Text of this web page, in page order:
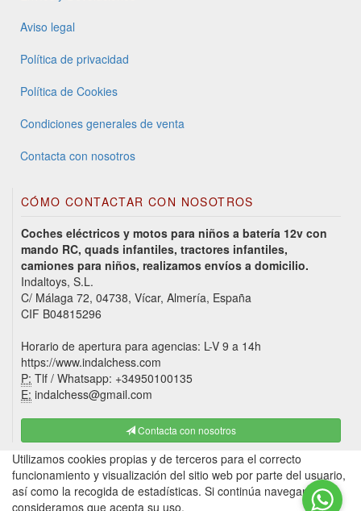
Aviso legal
Política de privacidad
Política de Cookies
Condiciones generales de venta
Contacta con nosotros
CÓMO CONTACTAR CON NOSOTROS
Coches eléctricos y motos para niños a batería 12v con
mando RC, quads infantiles, tractores infantiles,
camiones para niños, realizamos envíos a domicilio.
Indaltoys, S.L.
C/ Málaga 72, 04738, Vícar, Almería, España
CIF B04815296
Horario de apertura para agencias: L-V 9 a 14h
https://www.indalchess.com
P: Tlf / Whatsapp: +34950100135
E: indalchess@gmail.com
Contacta con nosotros
Utilizamos cookies propias y de terceros para el correcto
funcionamiento y visualización del sitio web por parte del usuario,
así como la recogida de estadísticas. Si continúa navegando,
consideramos que acepta su uso.